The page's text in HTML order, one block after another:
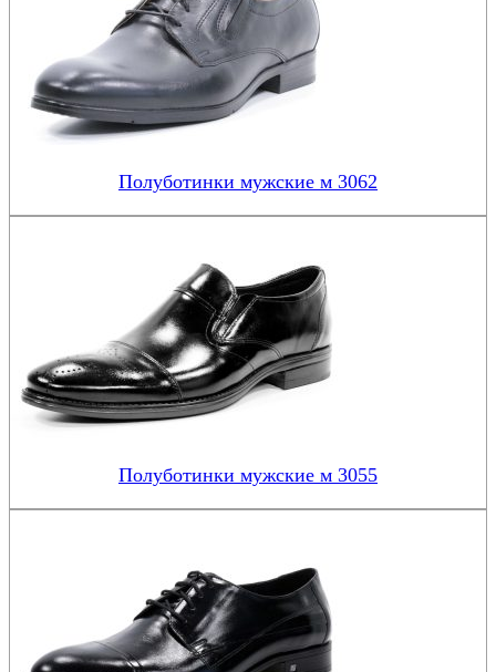
Полуботинки мужские м 3062
Полуботинки мужские м 3055